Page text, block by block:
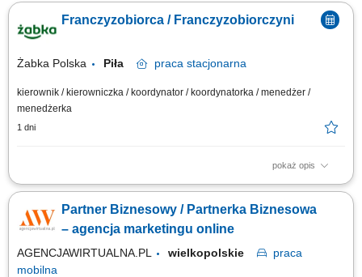
Franczyzobiorca / Franczyzobiorczyni
Żabka Polska Piła praca stacjonarna
kierownik / kierowniczka / koordynator / koordynatorka / menedżer /
menedżerka
1 dni
pokaż opis
Główne zadania: Prowadzenie własnej działalności gospodarczej w
Monitorowanie stanów magazynowych i zamówień. Dostosowywanie
asortymentu sklepu do potrzeb lokalnego rynku. Współpraca z centralą w
Partner Biznesowy / Partnerka Biznesowa
– agencja marketingu online
AGENCJAWIRTUALNA.PL wielkopolskie
praca
mobilna